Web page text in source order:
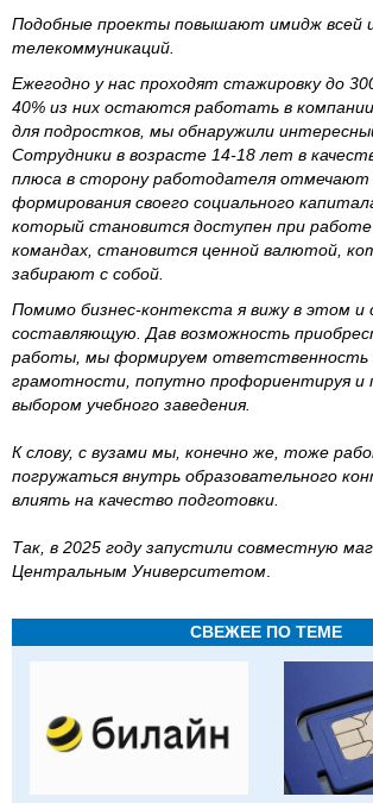
Подобные проекты повышают имидж всей
телекоммуникаций.
Ежегодно у нас проходят стажировку до
40% из них остаются работать в
для подростков, мы обнаружили
Сотрудники в возрасте 14-18 лет в
плюса в сторону работодателя отмечают
формирования своего социального
который становится доступен при работе
командах, становится ценной валютой,
забирают с собой.
Помимо бизнес-контекста я вижу в этом и
составляющую. Дав возможность
работы, мы формируем ответственность
грамотности, попутно профориентируя и
выбором учебного заведения.
К слову, с вузами мы, конечно же, тоже
погружаться внутрь образовательного
влиять на качество подготовки.
Так, в 2025 году запустили совместную
Центральным Университетом
СВЕЖЕЕ ПО ТЕМЕ